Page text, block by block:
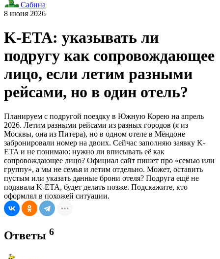
Сабина
8 июня 2026
K-ETA: указывать ли
подругу как сопровождающее
лицо, если летим разными
рейсами, но в один отель?
Планируем с подругой поездку в Южную Корею на апрель
2026. Летим разными рейсами из разных городов (я из
Москвы, она из Питера), но в одном отеле в Мёндоне
забронировали номер на двоих. Сейчас заполняю заявку K-
ETA и не понимаю: нужно ли вписывать её как
сопровождающее лицо? Официал сайт пишет про «семью или
группу», а мы не семья и летим отдельно. Может, оставить
пустым или указать данные брони отеля? Подруга ещё не
подавала K-ETA, будет делать позже. Подскажите, кто
оформлял в похожей ситуации.
Ответы 6